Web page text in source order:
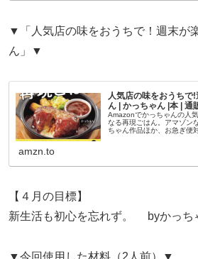
▼「人気店の味をおうちで！週末が
ん」▼
人気店の味をおうちで
ん | かっちゃん |本 | 通
Amazonでかっちゃんの人
なる再現ごはん。アマゾン
ちゃん作品ほか、お急ぎ便
amzn.to
【４月の目標】
新生活も初心を忘れず。 byかっち